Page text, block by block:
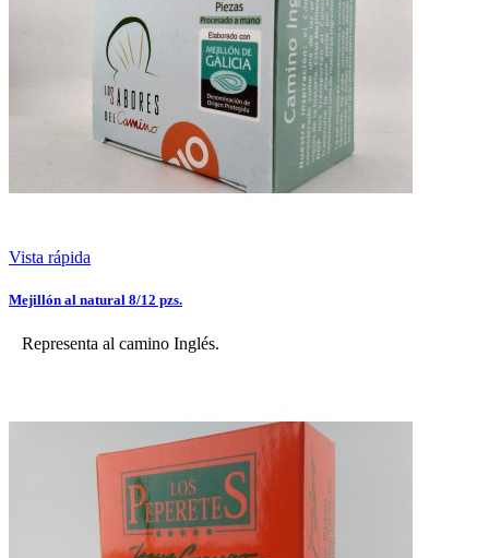
Vista rápida
Mejillón al natural 8/12 pzs.
Representa al camino Inglés.